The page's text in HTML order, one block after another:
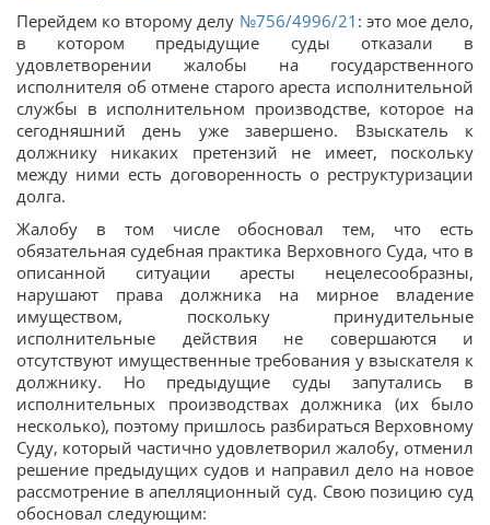
Перейдем ко второму делу №756/4996/21 : это мое дело,
в котором предыдущие суды отказали в
удовлетворении жалобы на государственного
исполнителя об отмене старого ареста исполнительной
службы в исполнительном производстве, которое на
сегодняшний день уже завершено. Взыскатель к
должнику никаких претензий не имеет, поскольку
между ними есть договоренность о реструктуризации
долга.
Жалобу в том числе обосновал тем, что есть
обязательная судебная практика Верховного Суда, что в
описанной ситуации аресты нецелесообразны,
нарушают права должника на мирное владение
имуществом, поскольку принудительные
исполнительные действия не совершаются и
отсутствуют имущественные требования у взыскателя к
должнику. Но предыдущие суды запутались в
исполнительных производствах должника (их было
несколько), поэтому пришлось разбираться Верховному
Суду, который частично удовлетворил жалобу, отменил
решение предыдущих судов и направил дело на новое
рассмотрение в апелляционный суд. Свою позицию суд
обосновал следующим: